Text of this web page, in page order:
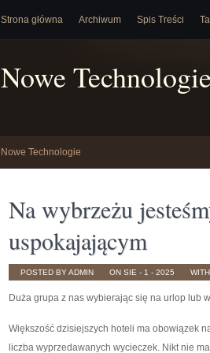
Strona główna Archiwum Spis Treści
Nowe
Nowe Technologie
Na wybrzeżu
uspokajającym
POSTED BY ADMIN ON SIE - 1 - 2025 WITH
Duża grupa z nas wybierając się na urlop lub
Większość dzisiejszych hoteli ma obowiązek
liczba wyprzedawanych wycieczek. Nikt nie